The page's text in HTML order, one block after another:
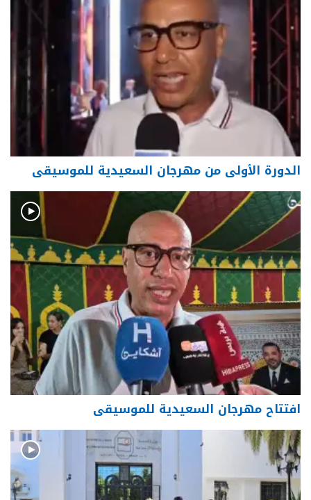
الدورة الأولى من مهرجان السعيدية للموسيقى
افتتاح مهرجان السعيدية للموسيقى